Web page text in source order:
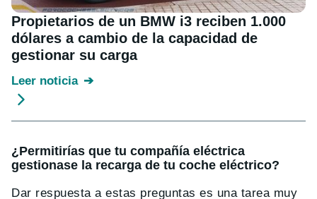
Propietarios de un BMW i3 reciben 1.000
dólares a cambio de la capacidad de
gestionar su carga
Leer noticia
¿Permitirías que tu compañía eléctrica
gestionase la recarga de tu coche eléctrico?
Dar respuesta a estas preguntas es una tarea muy